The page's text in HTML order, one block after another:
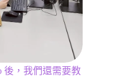
後，我們還需要教